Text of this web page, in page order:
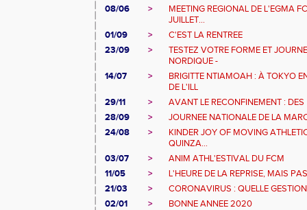
08/06
>
MEETING REGIONAL DE L'EGMA
JUILLET...
01/09
>
C'EST LA RENTREE
23/09
>
TESTEZ VOTRE FORME ET
NORDIQUE -
14/07
>
BRIGITTE NTIAMOAH : À TOKYO
DE L'ILL
29/11
>
AVANT LE RECONFINEMENT :
28/09
>
JOURNEE NATIONALE DE LA
24/08
>
KINDER JOY OF MOVING
QUINZA...
03/07
>
ANIM ATHL'ESTIVAL DU FCM
11/05
>
L'HEURE DE LA REPRISE, MAIS
21/03
>
CORONAVIRUS : QUELLE
02/01
>
BONNE ANNEE 2020